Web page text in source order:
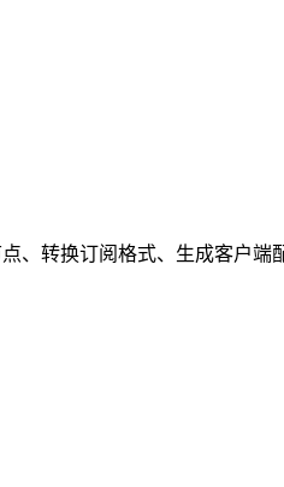
、转换订阅格式、生成客户端